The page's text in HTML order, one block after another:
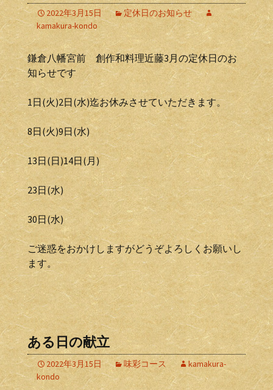
2022年3月15日
定休日のお知らせ
kamakura-kondo
鎌倉八幡宮前 創作和料理近藤3月の定休日のお
知らせです
1日(火)2日(水)迄お休みさせていただきます。
8日(火)9日(水)
13日(日)14日(月)
23日(水)
30日(水)
ご迷惑をおかけしますがどうぞよろしくお願いし
ます。
ある日の献立
2022年3月15日 味彩コース
kamakura-
kondo